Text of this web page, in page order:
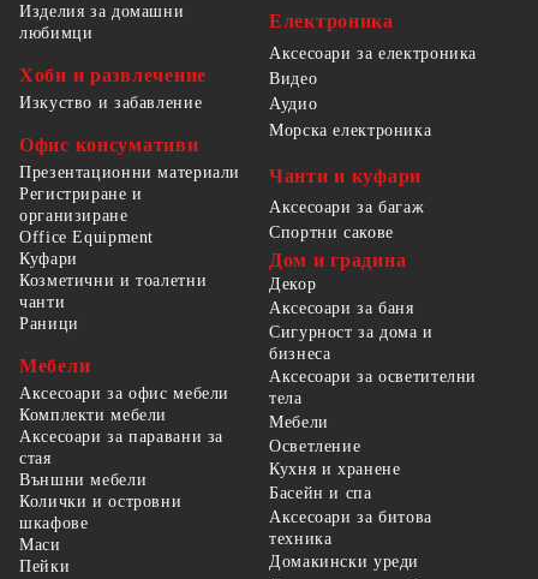
Изделия за домашни
любимци
Хоби и развлечение
Изкуство и забавление
Офис консумативи
Презентационни материали
Регистриране и
организиране
Office Equipment
Електроника
Аксесоари за електроника
Видео
Аудио
Морска електроника
Чанти и куфари
Аксесоари за багаж
Спортни сакове
Куфари
Козметични и тоалетни
чанти
Раници
Мебели
Аксесоари за офис мебели
Комплекти мебели
Аксесоари за паравани за
стая
Външни мебели
Колички и островни
шкафове
Маси
Пейки
Дом и градина
Декор
Аксесоари за баня
Сигурност за дома и
бизнеса
Аксесоари за осветителни
тела
Мебели
Осветление
Кухня и хранене
Басейн и спа
Аксесоари за битова
техника
Домакински уреди